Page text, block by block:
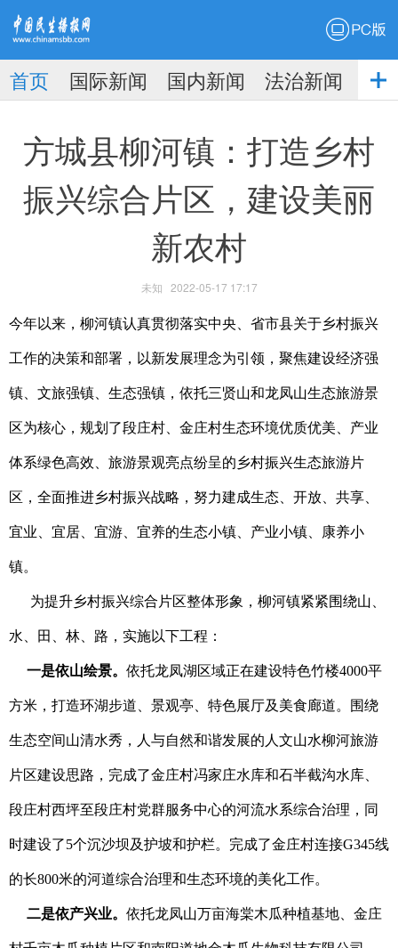
播
网
首页 国际新闻 国内新闻 法治新闻
社
方城县柳河镇：打造乡村
振兴综合片区，建设美丽
新农村
未知 2022-05-17 17:17
今年以来，柳河镇认真贯彻落实中央、省市县关于乡村振兴
工作的决策和部署，以新发展理念为引领，聚焦建设经济强
镇、文旅强镇、生态强镇，依托三贤山和龙凤山生态旅游景
区为核心，规划了段庄村、金庄村生态环境优质优美、产业
体系绿色高效、旅游景观亮点纷呈的乡村振兴生态旅游片
区，全面推进乡村振兴战略，努力建成生态、开放、共享、
宜业、宜居、宜游、宜养的生态小镇、产业小镇、康养小
镇。
为提升乡村振兴综合片区整体形象，柳河镇紧紧围绕山、
水、田、林、路，实施以下工程：
一是依山绘景。 依托龙凤湖区域正在建设特色竹楼4000平
方米，打造环湖步道、景观亭、特色展厅及美食廊道。围绕
生态空间山清水秀，人与自然和谐发展的人文山水柳河旅游
片区建设思路，完成了金庄村冯家庄水库和石半截沟水库、
段庄村西坪至段庄村党群服务中心的河流水系综合治理，同
时建设了5个沉沙坝及护坡和护栏。完成了金庄村连接G345线
的长800米的河道综合治理和生态环境的美化工作。
二是依产兴业。 依托龙凤山万亩海棠木瓜种植基地、金庄